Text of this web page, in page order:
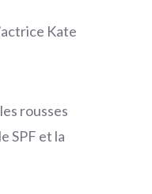
Kate
rousses
SPF et la